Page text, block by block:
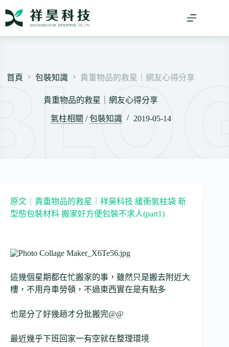
首頁
包裝知識 貴重物品的救星｜網友心得分享
貴重物品的救星｜網友心得分享
氣柱相關 /包裝知識 2019-05-14
原文｜貴重物品的救星｜祥昊科技 緩衝氣柱袋 新
型態包裝材料 搬家好方便包裝不求人(part1)
這幾個星期都在忙搬家的事，雖然只是搬去附近大
樓，不用舟車勞頓，不過東西實在是有點多
也是分了好幾趟才分批搬完@@
最近幾乎下班回家一有空就在整理環境